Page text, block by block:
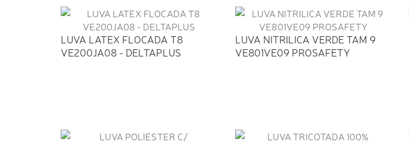
LUVA LATEX FLOCADA T8
VE200JA08 - DELTAPLUS
LUVA NITRILICA VERDE TAM 9
VE801VE09 PROSAFETY